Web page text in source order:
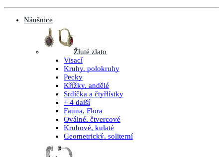
Náušnice
Žluté zlato
Visací
Kruhy, polokruhy
Pecky
Křížky, andělé
Srdíčka a čtyřlístky
+ 4 další
Fauna, Flora
Oválné, čtvercové
Kruhové, kulaté
Geometrický, soliterní